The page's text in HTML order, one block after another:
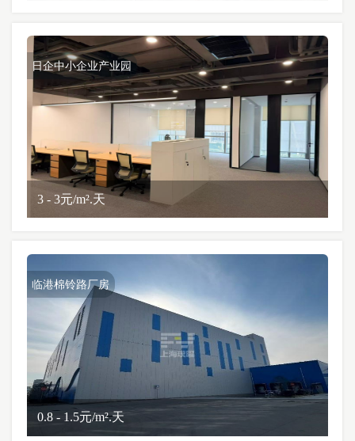
日企中小企业产业园
3 - 3元/m².天
临港棉铃路厂房
0.8 - 1.5元/m².天